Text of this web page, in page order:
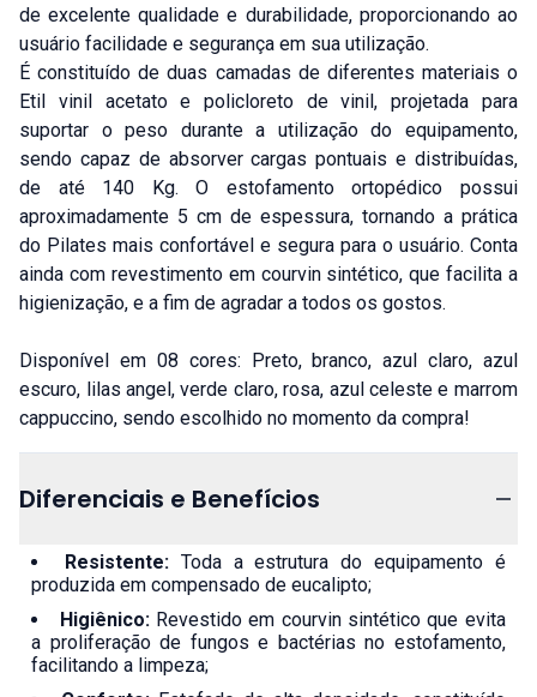
de excelente qualidade e durabilidade, proporcionando ao
usuário facilidade e segurança em sua utilização.
É constituído de duas camadas de diferentes materiais o
Etil vinil acetato e policloreto de vinil, projetada para
suportar o peso durante a utilização do equipamento,
sendo capaz de absorver cargas pontuais e distribuídas,
de até 140 Kg. O estofamento ortopédico possui
aproximadamente 5 cm de espessura, tornando a prática
do Pilates mais confortável e segura para o usuário. Conta
ainda com revestimento em courvin sintético, que facilita a
higienização, e a fim de agradar a todos os gostos.
Disponível em 08 cores: Preto, branco, azul claro, azul
escuro, lilas angel, verde claro, rosa, azul celeste e marrom
cappuccino, sendo escolhido no momento da compra!
Diferenciais e Benefícios
Resistente: Toda a estrutura do equipamento é
produzida em compensado de eucalipto;
Higiênico:Revestido em courvin sintético que evita
a proliferação de fungos e bactérias no estofamento,
facilitando a limpeza;